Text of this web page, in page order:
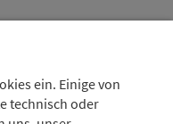
ein. Einige von
technisch oder